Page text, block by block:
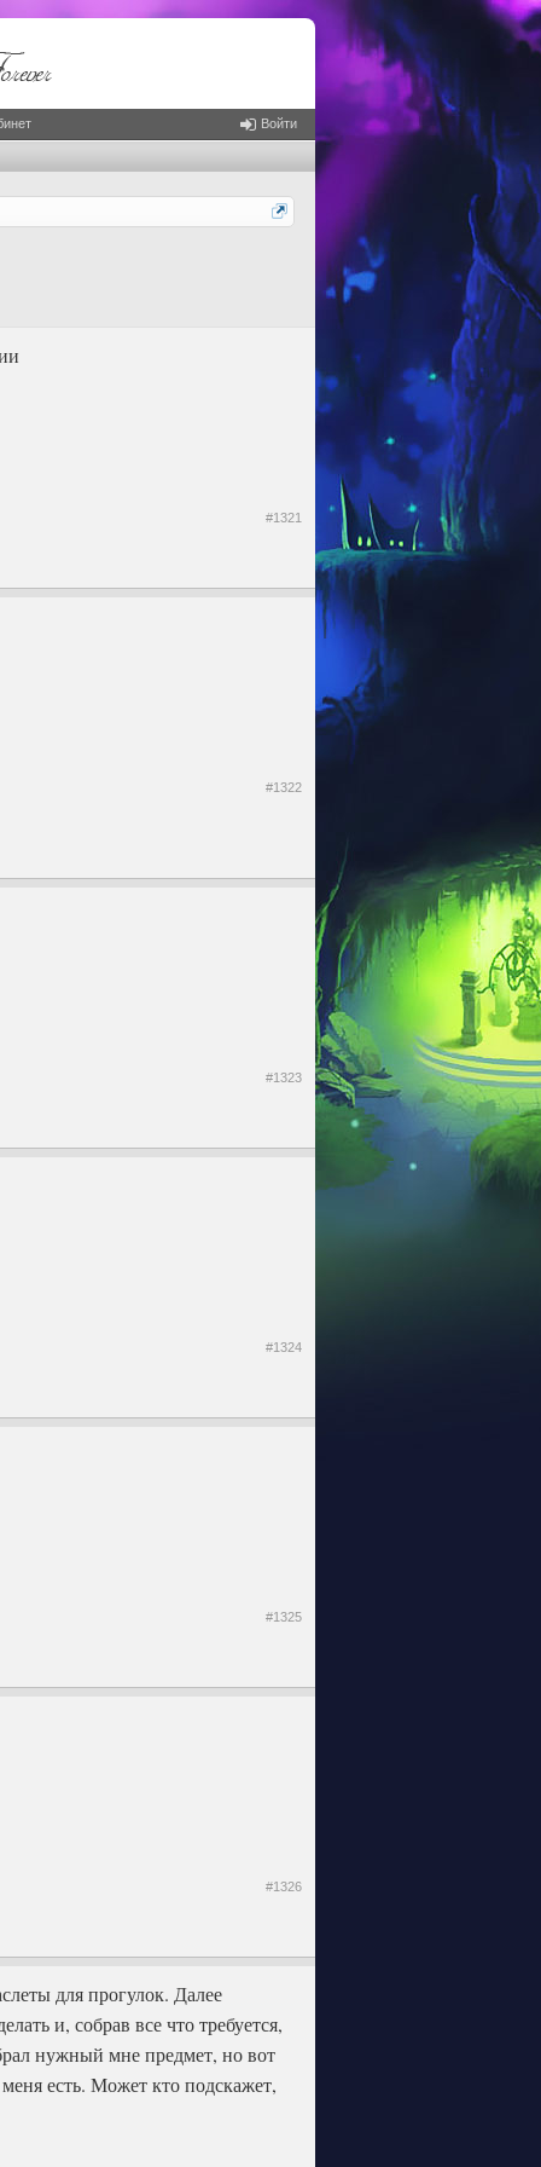
Войти
#1321
#1322
#1323
#1324
#1325
#1326
для прогулок. Далее
и, собрав все что требуется,
нужный мне предмет, но вот
есть. Может кто подскажет,